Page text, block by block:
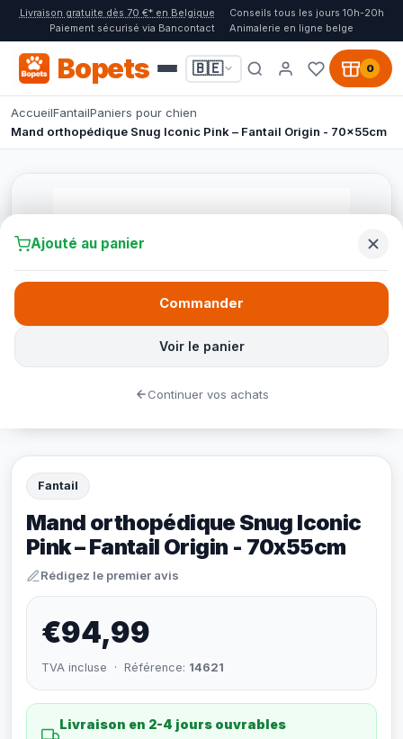
Livraison gratuite dès 70 €* en Belgique
Conseils tous les jours 10h-20h
Paiement sécurisé via Bancontact
Animalerie en ligne belge
Bopets 🇧🇪 0
AccueilFantailPaniers pour chien
Mand orthopédique Snug Iconic Pink – Fantail Origin - 70x55cm
Fantail
Mand orthopédique Snug Iconic
Pink – Fantail Origin - 70x55cm
Rédigez le premier avis
€94,99
TVA incluse · Référence: 14621
Livraison en 2-4 jours ouvrables
Ajouté au panier
Voir le panier
Commander
Continuer vos achats